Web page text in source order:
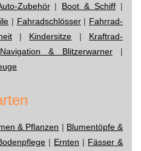
Zubehör| Boot & Schiff |
| Fahradschlösser| Fahrrad-
| Kindersitze | Kraftrad-
Navigation & Blitzerwarner|
& Pflanzen | Blumentöpfe &
| Ernten | Fässer &